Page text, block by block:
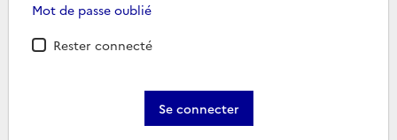
Mot de passe oublié
Rester connecté
Se connecter